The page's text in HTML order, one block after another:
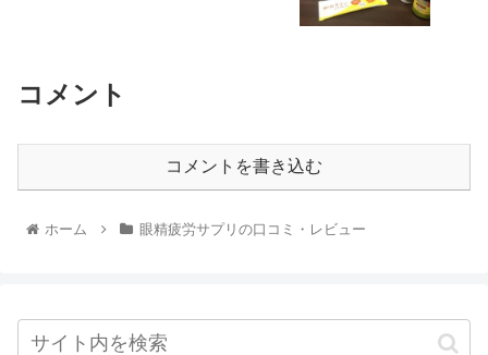
コメント
コメントを書き込む
ホーム 眼精疲労サプリの口コミ・レビュー